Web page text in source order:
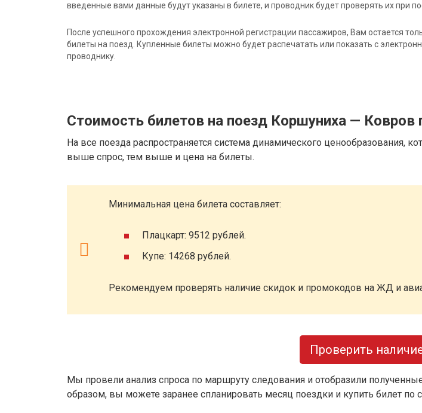
введенные вами данные будут указаны в билете, и проводник будет проверять их при
После успешного прохождения электронной регистрации пассажиров, Вам остается
билеты на поезд. Купленные билеты можно будет распечатать или показать с
проводнику.
Стоимость билетов на поезд Коршуниха — Ковров
На все поезда распространяется система динамического ценообразования,
выше спрос, тем выше и цена на билеты.
Минимальная цена билета составляет:
Плацкарт: 9512 рублей.
Купе: 14268 рублей.
Рекомендуем проверять наличие скидок и промокодов на ЖД и
Проверить
Мы провели анализ спроса по маршруту следования и отобразили
образом, вы можете заранее спланировать месяц поездки и купить билет по